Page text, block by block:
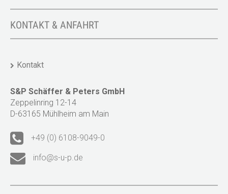
KONTAKT & ANFAHRT
Kontakt
S&P Schäffer & Peters GmbH
Zeppelinring 12-14
D-63165 Mühlheim am Main
+49 (0) 6108-9049-0
info@s-u-p.de